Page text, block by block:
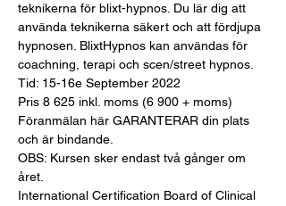
teknikerna för blixt-hypnos. Du lär dig att
använda teknikerna säkert och att fördjupa
hypnosen. BlixtHypnos kan användas för
coachning, terapi och scen/street hypnos.
Tid: 15-16e September 2022
Pris 8 625 inkl. moms (6 900 + moms)
Föranmälan här GARANTERAR din plats
och är bindande.
OBS: Kursen sker endast två gånger om
året.
International Certification Board of Clinical